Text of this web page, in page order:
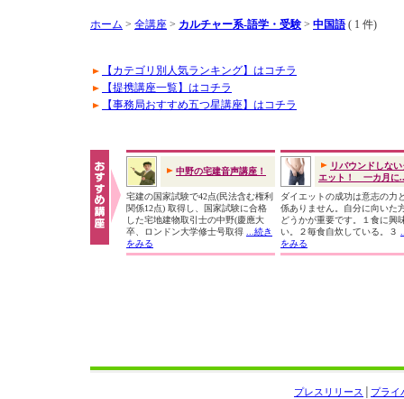
ホーム > 全講座 > カルチャー系-語学・受験 > 中国語 ( 1 件)
【カテゴリ別人気ランキング】はコチラ
【提携講座一覧】はコチラ
【事務局おすすめ五つ星講座】はコチラ
中野の宅建音声講座！
宅建の国家試験で42点(民法含む権利
関係12点) 取得し、国家試験に合格
した宅地建物取引士の中野(慶應大
卒、ロンドン大学修士号取得
...続き
をみる
リバウンドしな
エット！ 一カ月に
ダイエットの成功は意志の力
係ありません。自分に向いた
どうかが重要です。１食に興
い。２毎食自炊している。３
をみる
プライ
プレスリリース